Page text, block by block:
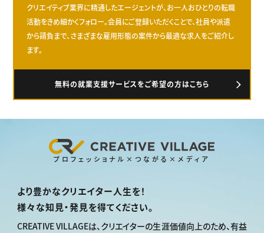
クリエイティブ業界に精通したエージェントが、お一人おひとりの転職
活動をきめ細かくフォロー。会員にご登録いただくことで、社員や派遣
から請負まで、さまざまな雇用形態の案件から最適な求人をご紹介し
ます。
無料の就業支援サービスをご希望の方はこちら
プロフェッショナル×つながる×メディア
より豊かなクリエイター人生を！
様々な知見・発見を得てください。
CREATIVE VILLAGEは、クリエイターの生涯価値向上のため、有益